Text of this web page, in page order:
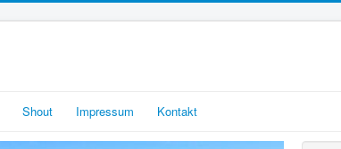
Shout Impressum Kontakt